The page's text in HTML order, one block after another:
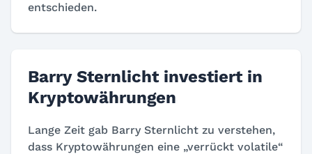
entschieden.
Barry Sternlicht investiert in
Kryptowährungen
Lange Zeit gab Barry Sternlicht zu verstehen,
dass Kryptowährungen eine „verrückt volatile“